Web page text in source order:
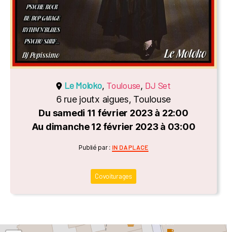
Le Moloko, Toulouse, DJ Set
6 rue joutx aigues, Toulouse
Du samedi 11 février 2023 à 22:00
Au dimanche 12 février 2023 à 03:00
Catégories
Publié par : IN DA PLACE
Covoiturages